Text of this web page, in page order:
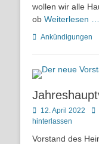
wollen wir alle
ob Weiterlesen …
Kategorien
Ankündigungen
Posted
on
12. April 2022
hinterlassen
Vorstand des